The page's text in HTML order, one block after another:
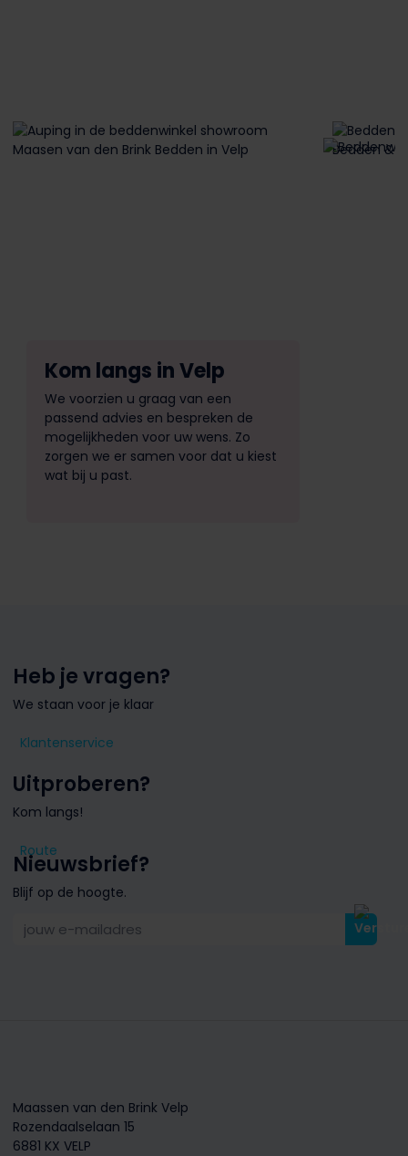
Kom langs in Velp
We voorzien u graag van een
passend advies en bespreken de
mogelijkheden voor uw wens. Zo
zorgen we er samen voor dat u kiest
wat bij u past.
Heb je vragen?
We staan voor je klaar
Klantenservice
Uitproberen?
Kom langs!
Route
Nieuwsbrief?
Blijf op de hoogte.
jouw e-mailadres
Maassen van den Brink Velp
Rozendaalselaan 15
6881 KX VELP